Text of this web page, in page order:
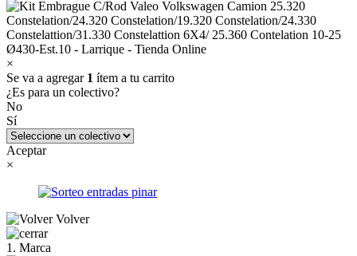
×
Se va a agregar 1 ítem a tu carrito
¿Es para un colectivo?
No
Sí
Aceptar
×
Volver
1. Marca